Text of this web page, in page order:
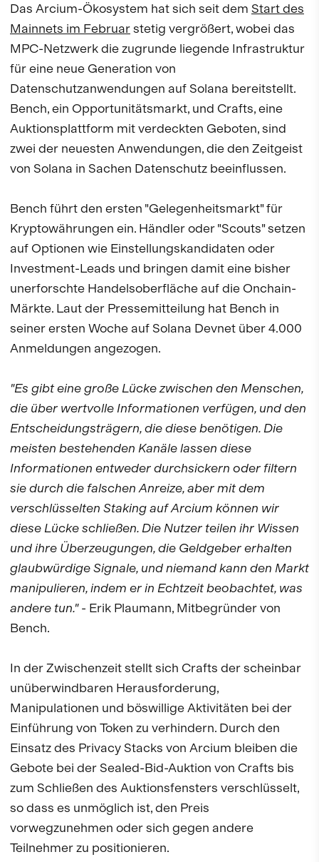
Das Arcium-Ökosystem hat sich seit dem Start des
Mainnets im Februarstetig vergrößert, wobei das
MPC-Netzwerk die zugrunde liegende Infrastruktur
für eine neue Generation von
Datenschutzanwendungen auf Solana bereitstellt.
Bench, ein Opportunitätsmarkt, und Crafts, eine
Auktionsplattform mit verdeckten Geboten, sind
zwei der neuesten Anwendungen, die den Zeitgeist
von Solana in Sachen Datenschutz beeinflussen.
Bench führt den ersten "Gelegenheitsmarkt" für
Kryptowährungen ein. Händler oder "Scouts" setzen
auf Optionen wie Einstellungskandidaten oder
Investment-Leads und bringen damit eine bisher
unerforschte Handelsoberfläche auf die Onchain-
Märkte. Laut der Pressemitteilung hat Bench in
seiner ersten Woche auf Solana Devnet über 4.000
Anmeldungen angezogen.
"Es gibt eine große Lücke zwischen den Menschen,
die über wertvolle Informationen verfügen, und den
Entscheidungsträgern, die diese benötigen. Die
meisten bestehenden Kanäle lassen diese
Informationen entweder durchsickern oder filtern
sie durch die falschen Anreize, aber mit dem
verschlüsselten Staking auf Arcium können wir
diese Lücke schließen. Die Nutzer teilen ihr Wissen
und ihre Überzeugungen, die Geldgeber erhalten
glaubwürdige Signale, und niemand kann den Markt
manipulieren, indem er in Echtzeit beobachtet, was
andere tun."- Erik Plaumann, Mitbegründer von
Bench.
In der Zwischenzeit stellt sich Crafts der scheinbar
unüberwindbaren Herausforderung,
Manipulationen und böswillige Aktivitäten bei der
Einführung von Token zu verhindern. Durch den
Einsatz des Privacy Stacks von Arcium bleiben die
Gebote bei der Sealed-Bid-Auktion von Crafts bis
zum Schließen des Auktionsfensters verschlüsselt,
so dass es unmöglich ist, den Preis
vorwegzunehmen oder sich gegen andere
Teilnehmer zu positionieren.